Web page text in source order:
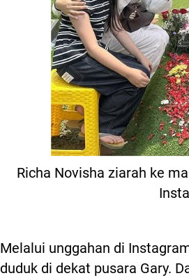
Richa Novisha ziarah ke
Melalui unggahan di
duduk di dekat pusara Gary.